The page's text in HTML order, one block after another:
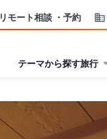
リモート相談 ・予約
テーマから探す旅行